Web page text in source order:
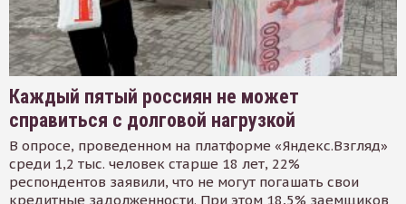
Каждый пятый россиян не может
справиться с долговой нагрузкой
В опросе, проведенном на платформе «Яндекс.Взгляд»
среди 1,2 тыс. человек старше 18 лет, 22%
респондентов заявили, что не могут погашать свои
кредитные задолженности. При этом 18,5% заемщиков